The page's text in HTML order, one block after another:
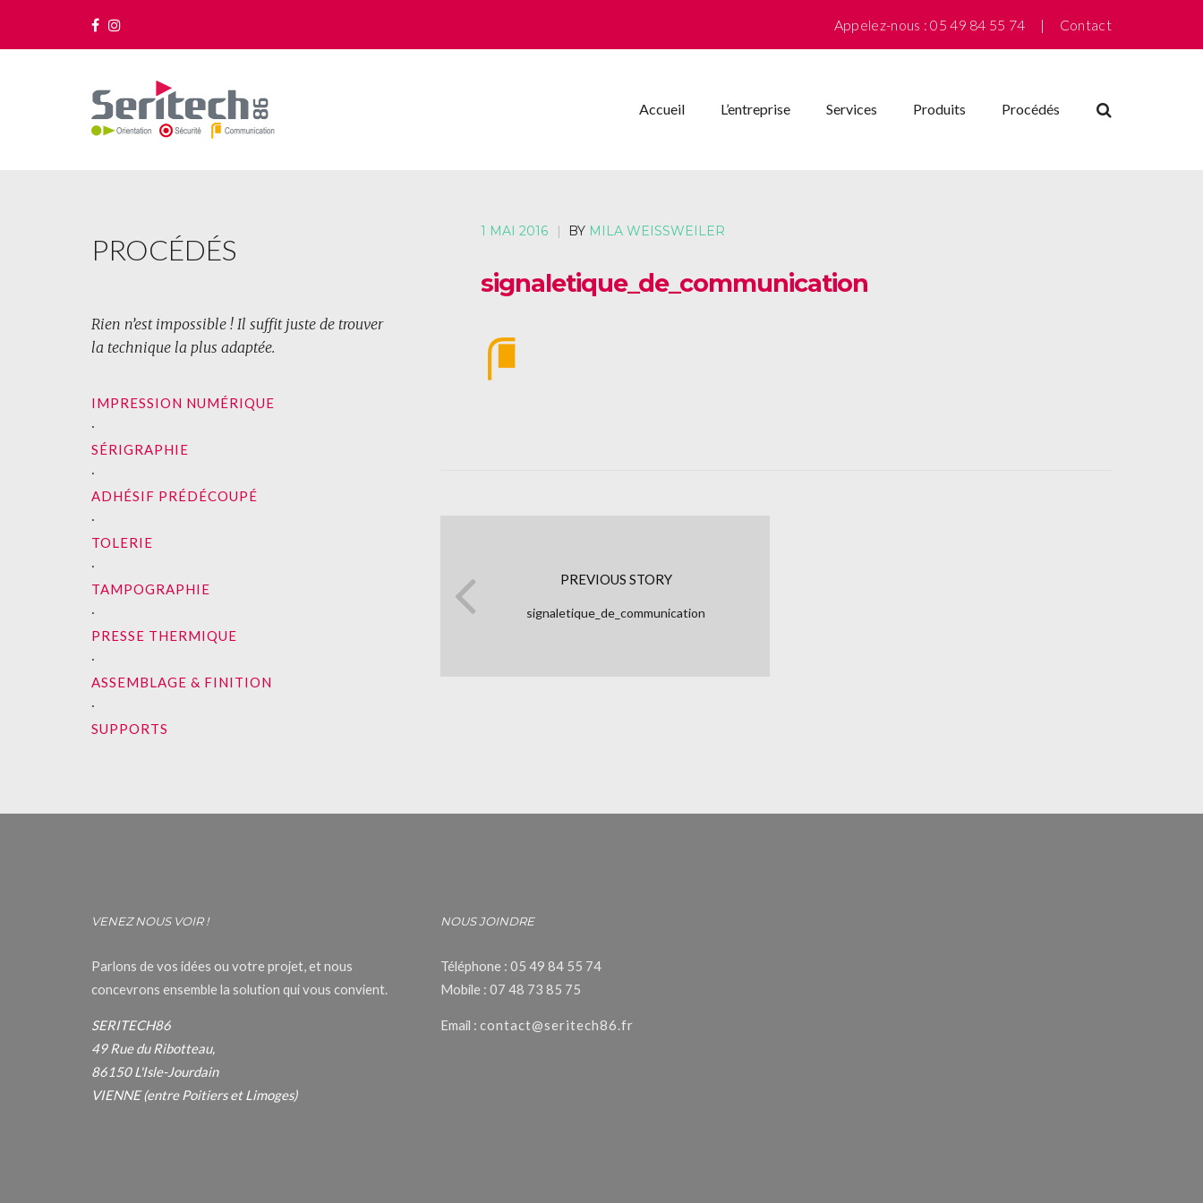
Appelez-nous : 05 49 84 55 74 | Contact
Accueil L’entreprise Services Produits Procédés
1 MAI 2016 | BY MILA WEISSWEILER
signaletique_de_communication
PREVIOUS STORY
signaletique_de_communication
PROCÉDÉS
Rien n’est impossible ! Il suffit juste de trouver
la technique la plus adaptée.
IMPRESSION NUMÉRIQUE
∙
SÉRIGRAPHIE
∙
ADHÉSIF PRÉDÉCOUPÉ
∙
TOLERIE
∙
TAMPOGRAPHIE
∙
PRESSE THERMIQUE
∙
ASSEMBLAGE & FINITION
∙
SUPPORTS
VENEZ NOUS VOIR !
Parlons de vos idées ou votre projet, et nous
concevrons ensemble la solution qui vous convient.
SERITECH86
49 Rue du Ribotteau,
86150 L'Isle-Jourdain
VIENNE (entre Poitiers et Limoges)
NOUS JOINDRE
Téléphone : 05 49 84 55 74
Mobile : 07 48 73 85 75
Email : contact@seritech86.fr